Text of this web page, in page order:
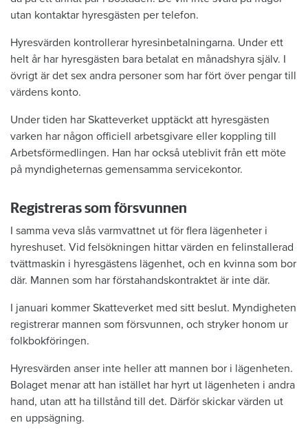
utan kontaktar hyresgästen per telefon.
Hyresvärden kontrollerar hyresinbetalningarna. Under ett
helt år har hyresgästen bara betalat en månadshyra själv. I
övrigt är det sex andra personer som har fört över pengar till
värdens konto.
Under tiden har Skatteverket upptäckt att hyresgästen
varken har någon officiell arbetsgivare eller koppling till
Arbetsförmedlingen. Han har också uteblivit från ett möte
på myndigheternas gemensamma servicekontor.
Registreras som försvunnen
I samma veva slås varmvattnet ut för flera lägenheter i
hyreshuset. Vid felsökningen hittar värden en felinstallerad
tvättmaskin i hyresgästens lägenhet, och en kvinna som bor
där. Mannen som har förstahandskontraktet är inte där.
I januari kommer Skatteverket med sitt beslut. Myndigheten
registrerar mannen som försvunnen, och stryker honom ur
folkbokföringen.
Hyresvärden anser inte heller att mannen bor i lägenheten.
Bolaget menar att han istället har hyrt ut lägenheten i andra
hand, utan att ha tillstånd till det. Därför skickar värden ut
en uppsägning.